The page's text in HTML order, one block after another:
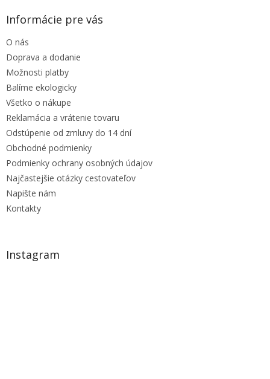
Informácie pre vás
O nás
Doprava a dodanie
Možnosti platby
Balíme ekologicky
Všetko o nákupe
Reklamácia a vrátenie tovaru
Odstúpenie od zmluvy do 14 dní
Obchodné podmienky
Podmienky ochrany osobných údajov
Najčastejšie otázky cestovateľov
Napište nám
Kontakty
Instagram